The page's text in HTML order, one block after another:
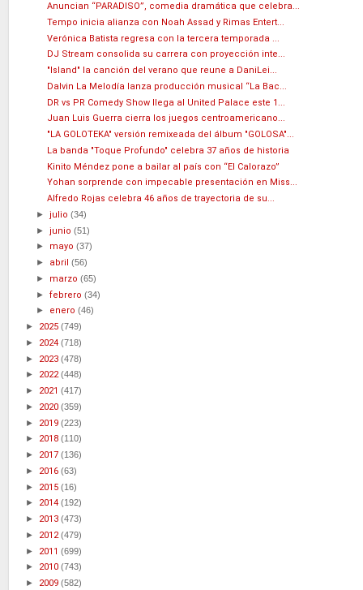
Anuncian “PARADISO”, comedia dramática que celebra...
Tempo inicia alianza con Noah Assad y Rimas Entert...
Verónica Batista regresa con la tercera temporada ...
DJ Stream consolida su carrera con proyección inte...
"Island" la canción del verano que reune a DaniLei...
Dalvin La Melodía lanza producción musical “La Bac...
DR vs PR Comedy Show llega al United Palace este 1...
Juan Luis Guerra cierra los juegos centroamericano...
"LA GOLOTEKA" versión remixeada del álbum "GOLOSA"...
La banda "Toque Profundo" celebra 37 años de historia
Kinito Méndez pone a bailar al país con “El Calorazo”
Yohan sorprende con impecable presentación en Miss...
Alfredo Rojas celebra 46 años de trayectoria de su...
►julio(34)
►junio(51)
► mayo(37)
► abril(56)
► marzo(65)
►febrero(34)
► enero(46)
► 2025 (749)
► 2024 (718)
► 2023 (478)
► 2022(448)
► 2021 (417)
► 2020 (359)
► 2019 (223)
► 2018 (110)
► 2017 (136)
► 2016 (63)
► 2015 (16)
► 2014 (192)
► 2013 (473)
► 2012(479)
► 2011 (699)
► 2010 (743)
► 2009 (582)